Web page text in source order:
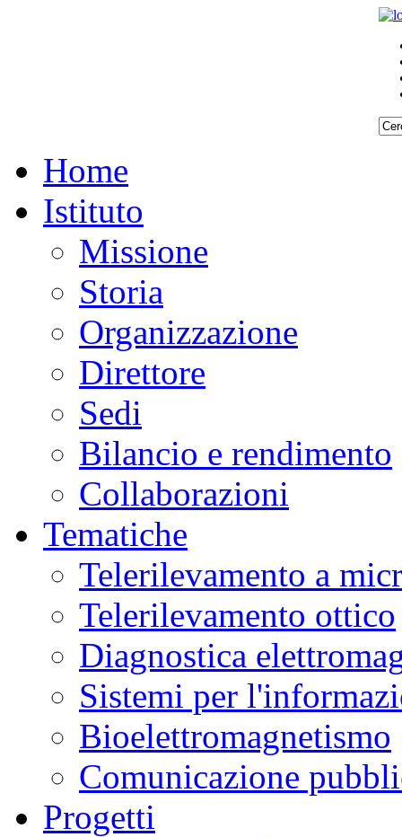
Home
Istituto
Missione
Storia
Organizzazione
Direttore
Sedi
Bilancio e rendimento
Collaborazioni
Tematiche
Telerilevamento a
Telerilevamento ottico
Diagnostica
Sistemi per
Bioelettromagnetismo
Comunicazione
Progetti